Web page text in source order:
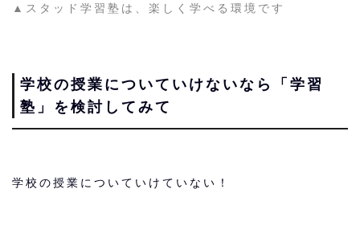
▲スタッド学習塾は、楽しく学べる環境です
学校の授業についていけないなら「学習
塾」を検討してみて
学校の授業についていけていない！